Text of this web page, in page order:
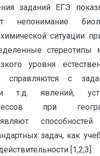
заданий ЕГЭ
непонимание
ситуации
стереотипы
уровня
справляются с
т.д. явлений,
при
способностей
задач, как
[1,2,3].